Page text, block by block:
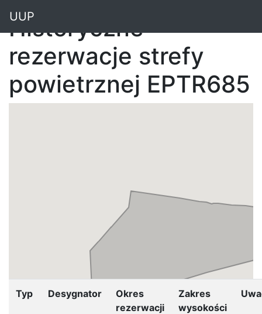
UUP
Historyczne
rezerwacje strefy
powietrznej EPTR685
Typ Desygnator
Okres
rezerwacji
Zakres
wysokości